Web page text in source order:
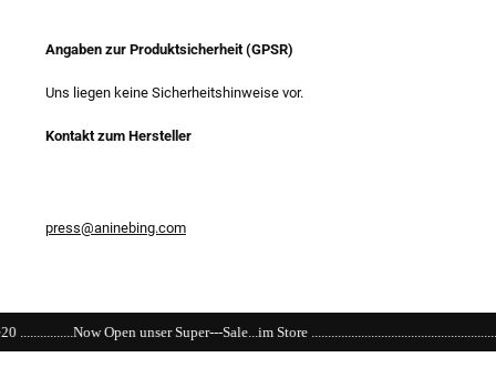
Angaben zur Produktsicherheit (GPSR)
Uns liegen keine Sicherheitshinweise vor.
Kontakt zum Hersteller
press@aninebing.com
unser Super---Sale...im Store